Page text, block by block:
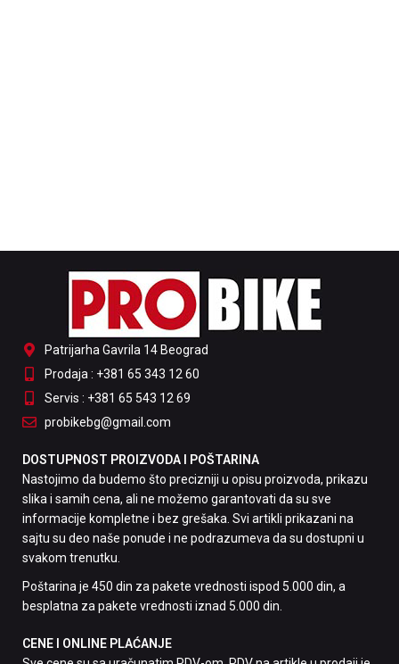
Patrijarha Gavrila 14 Beograd
Prodaja : +381 65 343 12 60
Servis : +381 65 543 12 69
probikebg@gmail.com
DOSTUPNOST PROIZVODA I POŠTARINA
Nastojimo da budemo što precizniji u opisu proizvoda, prikazu
slika i samih cena, ali ne možemo garantovati da su sve
informacije kompletne i bez grešaka. Svi artikli prikazani na
sajtu su deo naše ponude i ne podrazumeva da su dostupni u
svakom trenutku.
Poštarina je 450 din za pakete vrednosti ispod 5.000 din, a
besplatna za pakete vrednosti iznad 5.000 din.
CENE I ONLINE PLAĆANJE